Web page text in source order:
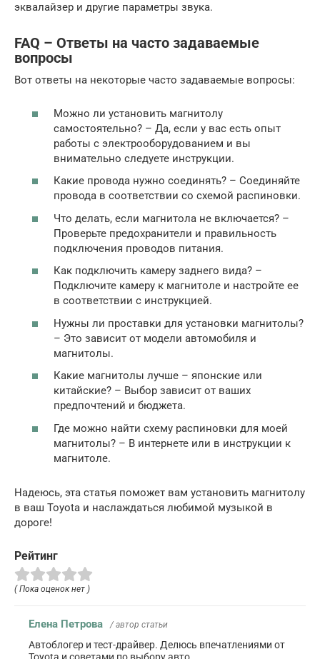
эквалайзер и другие параметры звука.
FAQ – Ответы на часто задаваемые
вопросы
Вот ответы на некоторые часто задаваемые вопросы:
Можно ли установить магнитолу
самостоятельно? – Да, если у вас есть опыт
работы с электрооборудованием и вы
внимательно следуете инструкции.
Какие провода нужно соединять? – Соединяйте
провода в соответствии со схемой распиновки.
Что делать, если магнитола не включается? –
Проверьте предохранители и правильность
подключения проводов питания.
Как подключить камеру заднего вида? –
Подключите камеру к магнитоле и настройте ее
в соответствии с инструкцией.
Нужны ли проставки для установки магнитолы?
– Это зависит от модели автомобиля и
магнитолы.
Какие магнитолы лучше – японские или
китайские? – Выбор зависит от ваших
предпочтений и бюджета.
Где можно найти схему распиновки для моей
магнитолы? – В интернете или в инструкции к
магнитоле.
Надеюсь, эта статья поможет вам установить магнитолу
в ваш Toyota и наслаждаться любимой музыкой в
дороге!
Рейтинг
( Пока оценок нет )
Елена Петрова / автор статьи
Автоблогер и тест-драйвер. Делюсь впечатлениями от